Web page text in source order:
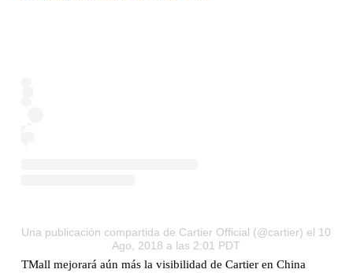
Una publicación compartida de Cartier Official (@cartier) el 10
Ago, 2018 a las 2:01 PDT
TMall mejorará aún más la visibilidad de Cartier en China